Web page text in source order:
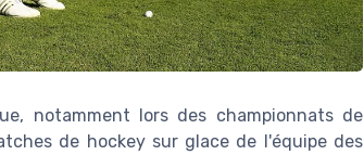
notamment lors des championnats de
de hockey sur glace de l'équipe des